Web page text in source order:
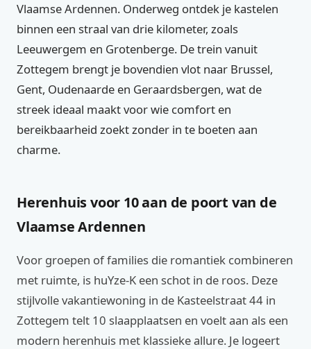
Vlaamse Ardennen. Onderweg ontdek je kastelen
binnen een straal van drie kilometer, zoals
Leeuwergem en Grotenberge. De trein vanuit
Zottegem brengt je bovendien vlot naar Brussel,
Gent, Oudenaarde en Geraardsbergen, wat de
streek ideaal maakt voor wie comfort en
bereikbaarheid zoekt zonder in te boeten aan
charme.
Herenhuis voor 10 aan de poort van de
Vlaamse Ardennen
Voor groepen of families die romantiek combineren
met ruimte, is huYze-K een schot in de roos. Deze
stijlvolle vakantiewoning in de Kasteelstraat 44 in
Zottegem telt 10 slaapplaatsen en voelt aan als een
modern herenhuis met klassieke allure. Je logeert